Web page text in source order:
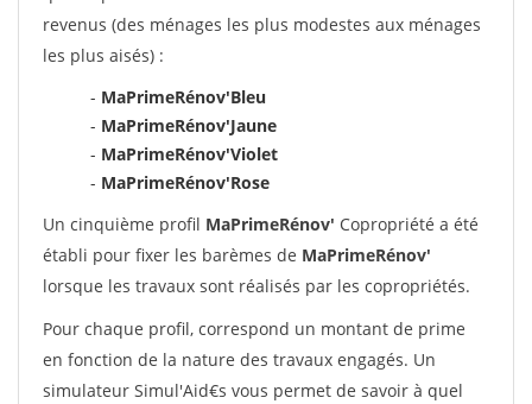
revenus (des ménages les plus modestes aux ménages
les plus aisés) :
- MaPrimeRénov'Bleu
- MaPrimeRénov'Jaune
- MaPrimeRénov'Violet
- MaPrimeRénov'Rose
Un cinquième profil MaPrimeRénov' Copropriété a été
établi pour fixer les barèmes de MaPrimeRénov'
lorsque les travaux sont réalisés par les copropriétés.
Pour chaque profil, correspond un montant de prime
en fonction de la nature des travaux engagés. Un
simulateur Simul'Aid€s vous permet de savoir à quel